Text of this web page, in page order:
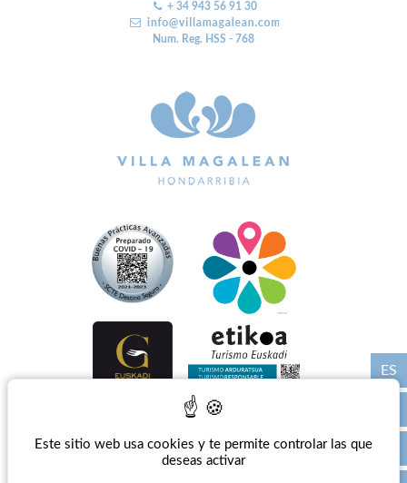
ES
+ 34 943 56 91 30
Num. Reg. HSS - 768
Prensa-Aviso Legal-Politique de confidentialité-Política de gestión-Gestionar las
cookies
Este sitio web usa cookies y te permite controlar las que
deseas activar